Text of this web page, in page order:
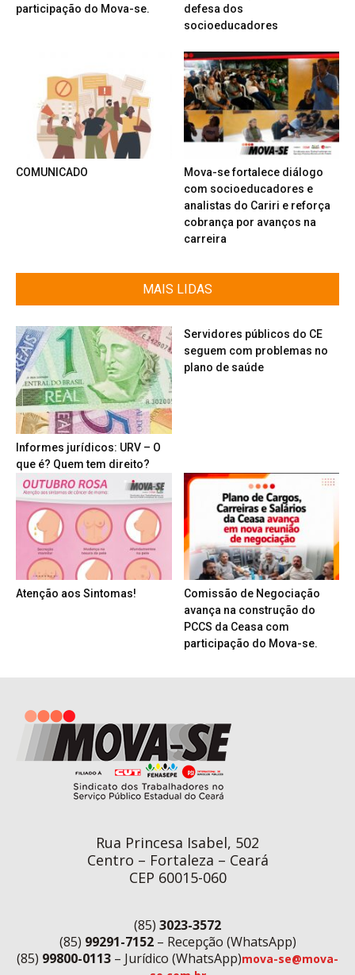
participação do Mova-se.
defesa dos
socioeducadores
COMUNICADO
Mova-se fortalece diálogo
com socioeducadores e
analistas do Cariri e reforça
cobrança por avanços na
carreira
MAIS LIDAS
Informes jurídicos: URV – O
que é? Quem tem direito?
Servidores públicos do CE
seguem com problemas no
plano de saúde
Atenção aos Sintomas!
Comissão de Negociação
avança na construção do
PCCS da Ceasa com
participação do Mova-se.
Rua Princesa Isabel, 502
Centro – Fortaleza – Ceará
CEP 60015-060
(85) 3023-3572
(85) 99291-7152– Recepção (WhatsApp)
(85) 99800-0113 – Jurídico (WhatsApp)mova-se@mova-